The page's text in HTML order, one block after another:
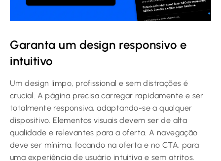
Garanta um design responsivo e
intuitivo
Um design limpo, profissional e sem distrações é
crucial. A página precisa carregar rapidamente e ser
totalmente responsiva, adaptando-se a qualquer
dispositivo. Elementos visuais devem ser de alta
qualidade e relevantes para a oferta. A navegação
deve ser mínima, focando na oferta e no CTA, para
uma experiência de usuário intuitiva e sem atritos.